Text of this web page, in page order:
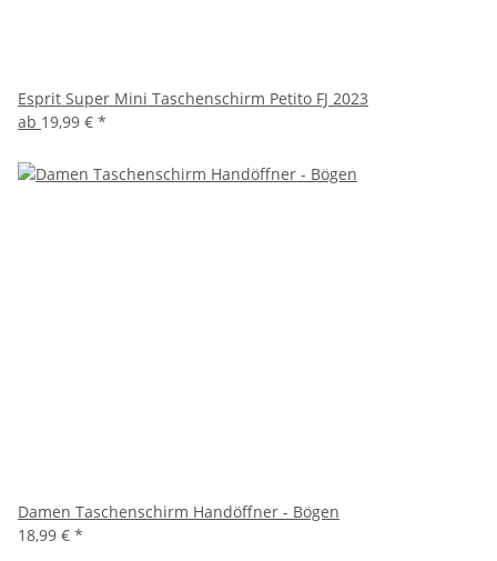
Esprit Super Mini Taschenschirm Petito FJ 2023
ab 19,99 € *
Damen Taschenschirm Handöffner - Bögen
18,99 € *